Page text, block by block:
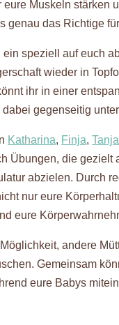
Muskeln stärken
genau das Richtige
ein speziell auf euch
wieder in
ihr in einer
gegenseitig
Katharina, Finja,Tanja
Übungen, die gezielt
abzielen. Durch
nur eure
eure
andere
Gemeinsam
eure Babys